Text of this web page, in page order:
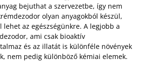
bejuthat a szervezetbe, így nem
olyan anyagokból készül,
lehet az egészségünkre. A legjobb a
ami csak bioaktív
és az illatát is különféle növények
nem pedig különböző kémiai elemek.